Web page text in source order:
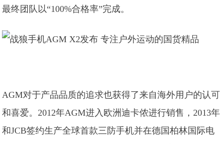
最终团队以“100%合格率”完成。
AGM对于产品品质的追求也获得了来自海外用户的认可
和喜爱。2012年AGM进入欧洲迪卡侬进行销售，2013年
和JCB签约生产全球首款三防手机并在德国柏林国际电